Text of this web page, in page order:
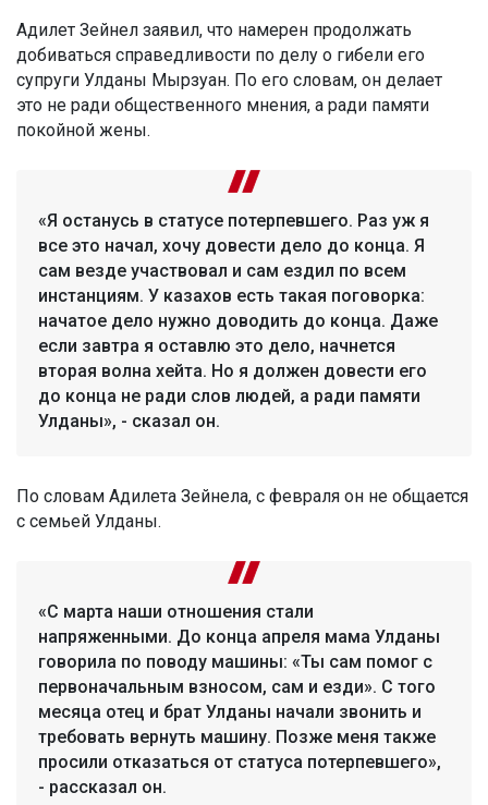
Адилет Зейнел заявил, что намерен продолжать
добиваться справедливости по делу о гибели его
супруги Улданы Мырзуан. По его словам, он делает
это не ради общественного мнения, а ради памяти
покойной жены.
«Я останусь в статусе потерпевшего. Раз уж я
все это начал, хочу довести дело до конца. Я
сам везде участвовал и сам ездил по всем
инстанциям. У казахов есть такая поговорка:
начатое дело нужно доводить до конца. Даже
если завтра я оставлю это дело, начнется
вторая волна хейта. Но я должен довести его
до конца не ради слов людей, а ради памяти
Улданы», - сказал он.
По словам Адилета Зейнела, с февраля он не общается
с семьей Улданы.
«С марта наши отношения стали
напряженными. До конца апреля мама Улданы
говорила по поводу машины: «Ты сам помог с
первоначальным взносом, сам и езди». С того
месяца отец и брат Улданы начали звонить и
требовать вернуть машину. Позже меня также
просили отказаться от статуса потерпевшего»,
- рассказал он.